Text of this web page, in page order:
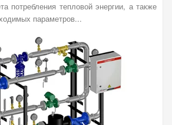
потребления тепловой энергии, а также
параметров...